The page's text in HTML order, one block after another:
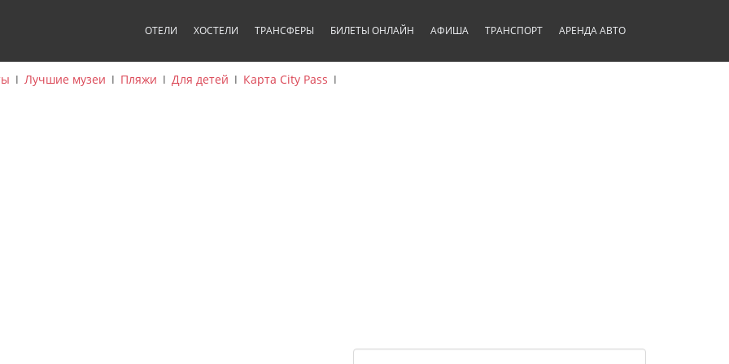
ОТЕЛИ ХОСТЕЛИ ТРАНСФЕРЫ БИЛЕТЫ ОНЛАЙН АФИША ТРАНСПОРТ АРЕНДА АВТО
ǀ Лучшие музеи ǀ Пляжи ǀ Для детей ǀ Карта City Pass ǀ